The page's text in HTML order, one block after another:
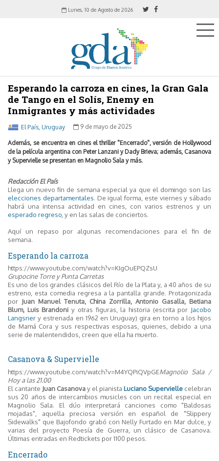
Lunes, 10 de Agosto de 2026
Esperando la carroza en cines, la Gran Gala
de Tango en el Solís, Enemy en
Inmigrantes y más actividades
El País, Uruguay 9 de mayo de 2025
Además, se encuentra en cines el thriller "Encerrado", versión de Hollywood
de la película argentina con Peter Lanzani y Dady Brieva; además, Casanova
y Supervielle se presentan en Magnolio Sala y más.
Redacción El País
Llega un nuevo fin de semana especial ya que el domingo son las
elecciones departamentales. De igual forma, este viernes y sábado
habrá una intensa actividad en cines, con varios estrenos y un
esperado regreso , y en las salas de conciertos.
Aquí un repaso por algunas recomendaciones para el fin de
semana.
Esperando la carroza
https://www.youtube.com/watch?v=KIgOuEPQZsU
Grupocine Torre y Punta Carretas
Es uno de los grandes clásicos del Río de la Plata y, a 40 años de su
estreno, esta comedia regresa a la pantalla grande. Protagonizada
por Juan Manuel Tenuta, China Zorrilla, Antonio Gasalla, Betiana
Blum, Luis Brandoni y otras figuras, la historia (escrita por Jacobo
Langsner y estrenada en 1962 en Uruguay) gira en torno a los hijos
de Mamá Cora y sus respectivas esposas, quienes, debido a una
serie de malentendidos, creen que ella ha muerto.
Casanova & Supervielle
https://www.youtube.com/watch?v=M4YQPiQVpGEMagnolio Sala /
Hoy a las 21.00
El cantante Juan Casanovay el pianista Luciano Supervielle celebran
sus 20 años de intercambios musicles con un recital especial en
Magnolio Sala. El dúo interpretará canciones como "Baldosas
mojadas", aquella preciosa versión en español de "Slippery
Sidewalks" que Bajofondo grabó con Nelly Furtado en Mar dulce, y
varias del proyecto Poesía de Guerra, un clásico de Casanova.
Últimas entradas en Redtickets por 1100 pesos.
Encerrado